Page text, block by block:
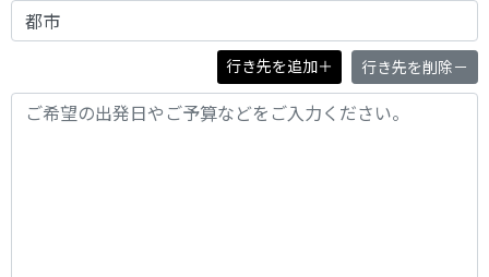
行き先を追加＋ 行き先を削除－